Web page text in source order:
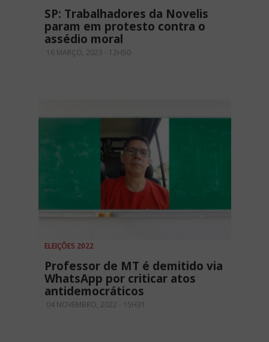
SP: Trabalhadores da Novelis
param em protesto contra o
assédio moral
16 MARÇO, 2023 - 12H50
ELEIÇÕES 2022
Professor de MT é demitido via
WhatsApp por criticar atos
antidemocráticos
04 NOVEMBRO, 2022 - 15H31